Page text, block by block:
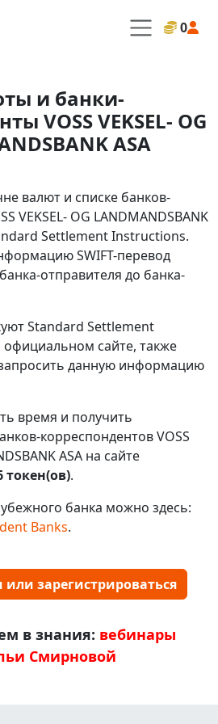
0
и банки-
VOSS VEKSEL- OG
ASA
валют и списке банков-
VEKSEL- OG LANDMANDSBANK
Settlement Instructions.
SWIFT-перевод
отправителя до банка-
Standard Settlement
сайте, также
данную информацию
время и получить
корреспондентов VOSS
ASA на сайте
токен(ов).
банка можно здесь:
Banks.
или зарегистрироваться
в знания: вебинары
Смирновой